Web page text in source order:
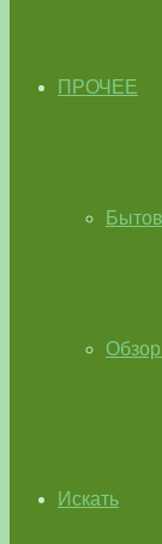
ПРОЧЕЕ
Искать